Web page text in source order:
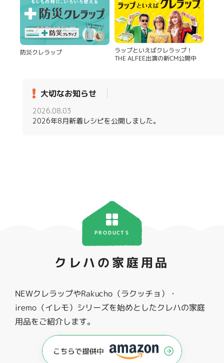
防災クレラップ ラップといえばクレラップ！
THE ALFEE出演の新CM公開中
大切なお知らせ
2026.08.03
2026年8月新着レシピを公開しました。
PRODUCTS
クレハの家庭用品
NEWクレラップやRakucho（ラクッチョ）・
iremo（イレモ）シリーズを始めとしたクレハの家庭
用品をご紹介します。